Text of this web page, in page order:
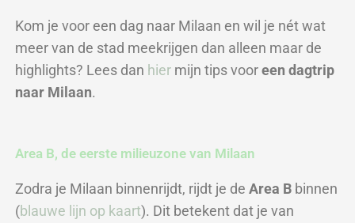
Kom je voor een dag naar Milaan en wil je nét wat
meer van de stad meekrijgen dan alleen maar de
highlights? Lees dan hier mijn tips vooreen dagtrip
naar Milaan.
Area B, de eerste milieuzone van Milaan
Zodra je Milaan binnenrijdt, rijdt je deArea B binnen
(blauwe lijn op kaart). Dit betekent dat je van